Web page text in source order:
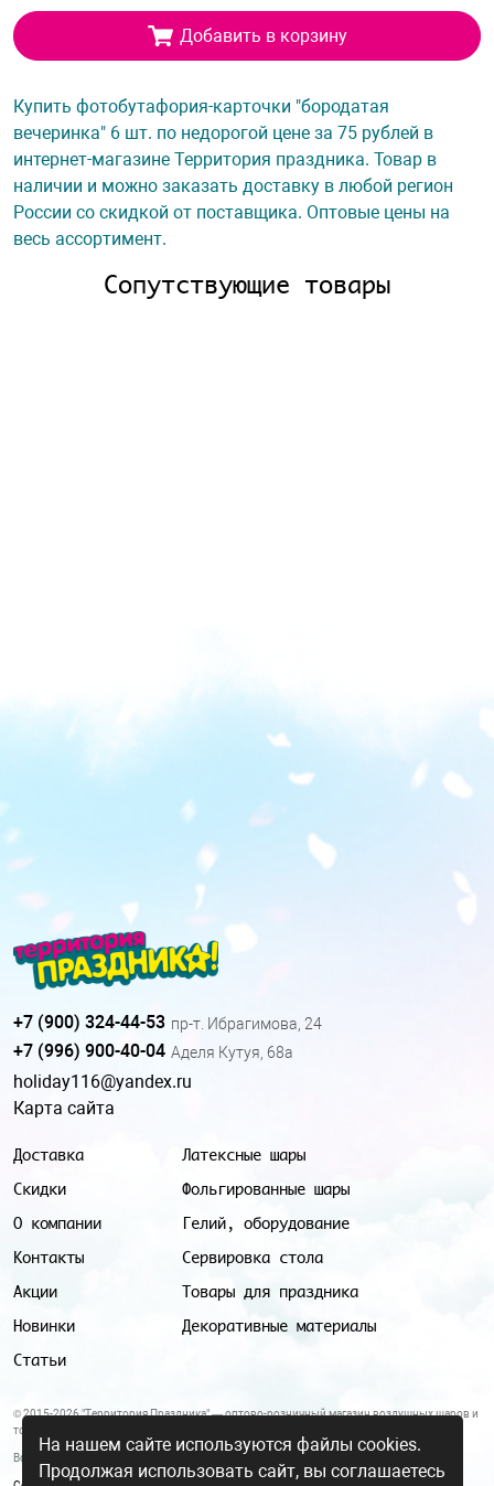
Добавить в корзину
Купить фотобутафория-карточки "бородатая
вечеринка" 6 шт. по недорогой цене за 75 рублей в
интернет-магазине Территория праздника. Товар в
наличии и можно заказать доставку в любой регион
России со скидкой от поставщика. Оптовые цены на
весь ассортимент.
Сопутствующие товары
Доставка
Скидки
О компании
Контакты
Акции
Новинки
Статьи
Латексные шары
Фольгированные шары
Гелий, оборудование
Сервировка стола
Товары для праздника
Декоративные материалы
+7 (900) 324-44-53 пр-т. Ибрагимова, 24
+7 (996) 900-40-04 Аделя Кутуя, 68а
holiday116@yandex.ru
Карта сайта
© 2015-2026 "Территория Праздника" — оптово-розничный магазин воздушных шаров и
товаров для праздника.
Все цены и условия, указанные на данном сайте, не являются публичной офертой.
На нашем сайте используются файлы cookies.
Продолжая использовать сайт, вы соглашаетесь